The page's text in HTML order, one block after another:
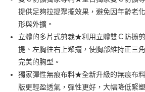
華南商業銀行
彰化商
上海商業儲蓄銀行
台北富
國泰世華商業銀行
臺灣中小企業銀行
台中商
匯豐（台灣）商業銀行
華泰商
聯邦商業銀行
遠東國
元大商業銀行
玉山商業銀行
星展（
台新國際商業銀行
中國信
LINE Pay
Apple Pay
街口支付
AFTEE先享後付
提供足夠拉提聚攏效果，避免因年齡老
形與外擴。
立體的多片式剪裁★利用立體雙Ｃ防擴
提、左胸往右上聚攏，使胸部維持正三
完美的胸型。
獨家彈性無痕布料★全新升級的無痕布
版更輕盈透氣，彈性更好，大幅降低緊